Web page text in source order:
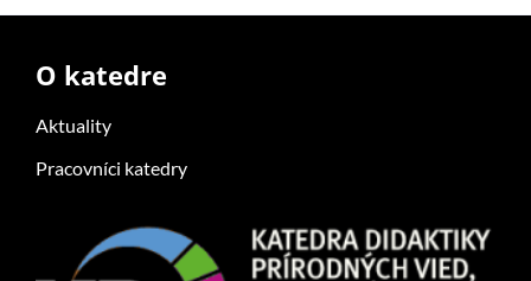
O katedre
Aktuality
Pracovníci katedry